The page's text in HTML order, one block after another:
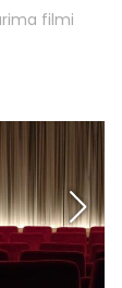
filmi